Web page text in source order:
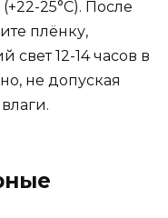
25°C). После
плёнку,
свет 12-14 часов в
не допуская